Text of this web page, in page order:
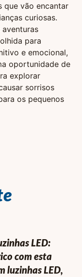
que vão encantar
curiosas.
para
e emocional,
oportunidade de
explorar
sorrisos
os pequenos
LED:
com esta
luzinhas LED,